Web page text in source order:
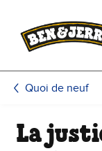
Quoi de neuf
La